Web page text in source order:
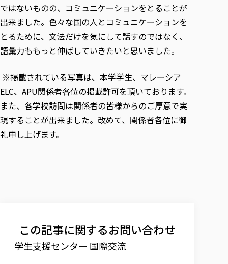
ではないものの、コミュニケーションをとることが
出来ました。色々な国の人とコミュニケーションを
とるために、文法だけを気にして話すのではなく、
語彙力ももっと伸ばしていきたいと思いました。
※掲載されている写真は、本学学生、マレーシア
ELC、APU関係者各位の掲載許可を頂いております。
また、各学校訪問は関係者の皆様からのご厚意で実
現することが出来ました。改めて、関係者各位に御
礼申し上げます。
この記事に関するお問い合わせ
学生支援センター 国際交流